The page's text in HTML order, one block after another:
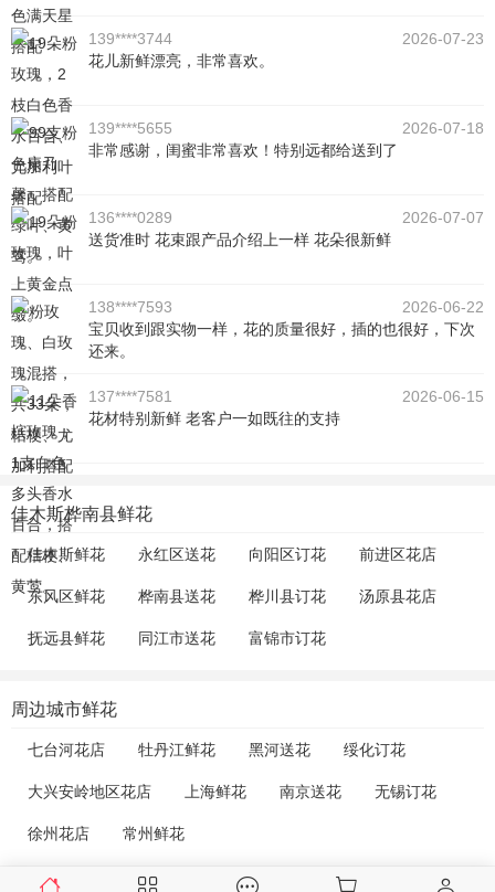
139****3744
2026-07-23
花儿新鲜漂亮，非常喜欢。
139****5655
2026-07-18
非常感谢，闺蜜非常喜欢！特别远都给送到了
136****0289
2026-07-07
送货准时 花束跟产品介绍上一样 花朵很新鲜
138****7593
2026-06-22
宝贝收到跟实物一样，花的质量很好，插的也很好，下次
还来。
137****7581
2026-06-15
花材特别新鲜 老客户一如既往的支持
佳木斯桦南县鲜花
佳木斯鲜花 永红区送花 向阳区订花 前进区花店
东风区鲜花 桦南县送花 桦川县订花 汤原县花店
抚远县鲜花 同江市送花 富锦市订花
周边城市鲜花
七台河花店 牡丹江鲜花 黑河送花 绥化订花
大兴安岭地区花店 上海鲜花 南京送花 无锡订花
徐州花店 常州鲜花